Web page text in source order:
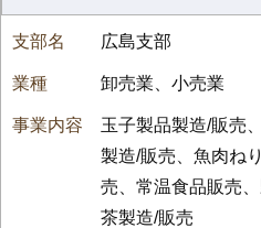
広島支部
卸売業、小売業
玉子製品製造/販売
製造/販売、魚肉ね
売、常温食品販売
茶製造/販売